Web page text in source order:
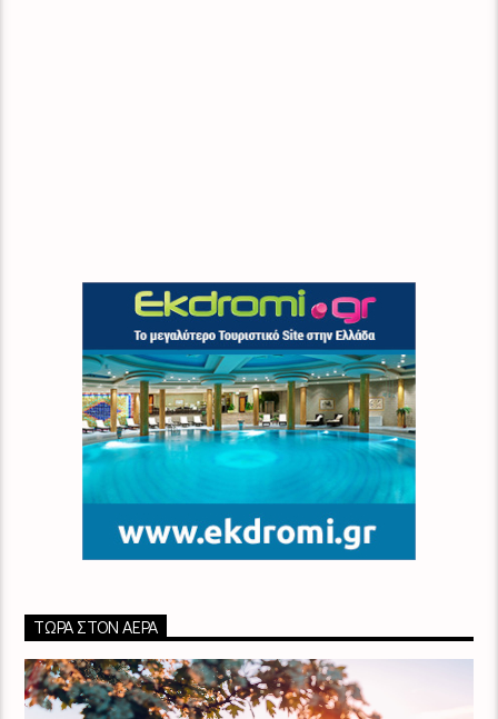
ΤΏΡΑ ΣΤΟΝ ΑΈΡΑ